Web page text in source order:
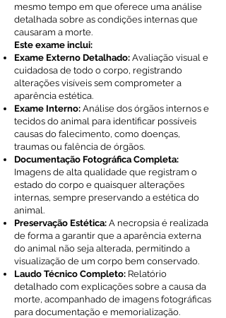
mesmo tempo em que oferece uma análise
detalhada sobre as condições internas que
causaram a morte.
Este exame inclui:
Exame Externo Detalhado: Avaliação visual e
cuidadosa de todo o corpo, registrando
alterações visíveis sem comprometer a
aparência estética.
Exame Interno: Análise dos órgãos internos e
tecidos do animal para identificar possíveis
causas do falecimento, como doenças,
traumas ou falência de órgãos.
Documentação Fotográfica Completa:
Imagens de alta qualidade que registram o
estado do corpo e quaisquer alterações
internas, sempre preservando a estética do
animal.
Preservação Estética: A necropsia é realizada
de forma a garantir que a aparência externa
do animal não seja alterada, permitindo a
visualização de um corpo bem conservado.
Laudo Técnico Completo: Relatório
detalhado com explicações sobre a causa da
morte, acompanhado de imagens fotográficas
para documentação e memorialização.